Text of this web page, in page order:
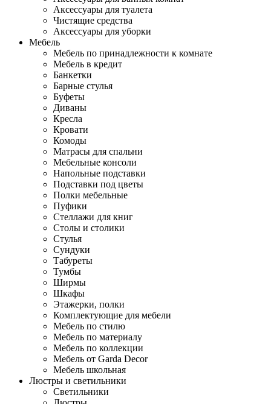
Аксессуары для туалета
Чистящие средства
Аксессуары для уборки
Мебель
Мебель по принадлежности к комнате
Мебель в кредит
Банкетки
Барные стулья
Буфеты
Диваны
Кресла
Кровати
Комоды
Матрасы для спальни
Мебельные консоли
Напольные подставки
Подставки под цветы
Полки мебельные
Пуфики
Стеллажи для книг
Столы и столики
Стулья
Сундуки
Табуреты
Тумбы
Ширмы
Шкафы
Этажерки, полки
Комплектующие для мебели
Мебель по стилю
Мебель по материалу
Мебель по коллекции
Мебель от Garda Decor
Мебель школьная
Люстры и светильники
Светильники